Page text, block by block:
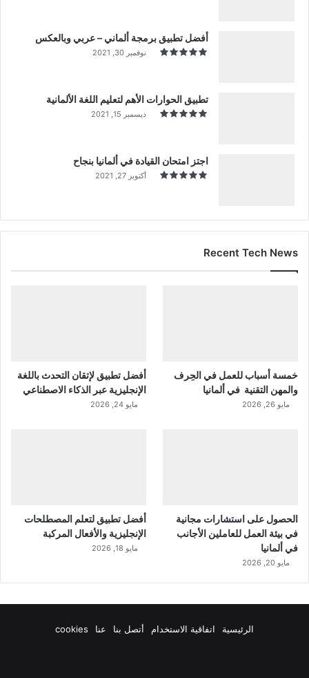
أفضل تطبيق برمجة ألماني – عربي وبالعكس
نوفمبر 30, 2021
تطبيق الحوارات الأهم لتعليم اللغة الألمانية
ديسمبر 15, 2021
اجتز امتحان القيادة في ألمانيا بنجاح
أكتوبر 27, 2021
Recent Tech News
خمسة أسباب للعمل في الحِرف
والمهن التقنية في ألمانيا
مايو 26, 2026
أفضل تطبيق لإتقان التحدث باللغة
الإنجليزية عبر الذكاء الاصطناعي
مايو 24, 2026
الحصول على استشارات مجانية
في بيئة العمل للعاملين الأجانب
في ألمانيا
مايو 20, 2026
أفضل تطبيق لتعلم المصطلحات
الإنجليزية والأفعال المركبة
مايو 18, 2026
الرئيسية اتفاقية الاستخدام أتصل بنا عنا cookies